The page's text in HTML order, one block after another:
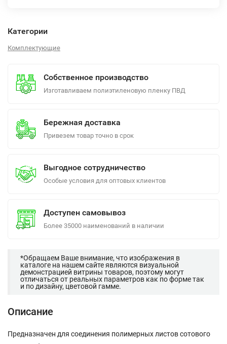
Категории
Комплектующие
Собственное производство
Изготавливаем полиэтиленовую пленку ПВД
Бережная доставка
Привезем товар точно в срок
Выгодное сотрудничество
Особые условия для оптовых клиентов
Доступен самовывоз
Более 35000 наименований в наличии
*Обращаем Ваше внимание, что изображения в
каталоге на нашем сайте являются визуальной
демонстрацией витрины товаров, поэтому могут
отличаться от реальных параметров как по форме так
и по дизайну, цветовой гамме.
Описание
Предназначен для соединения полимерных листов сотового